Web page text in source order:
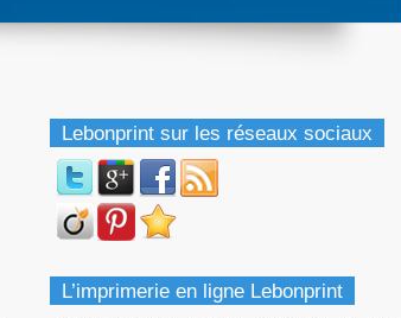
Lebonprint sur les réseaux sociaux
L’imprimerie en ligne Lebonprint